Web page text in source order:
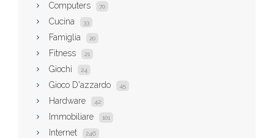
Computers 70
Cucina 33
Famiglia 20
Fitness 21
Giochi 24
Gioco D'azzardo 45
Hardware 42
Immobiliare 101
Internet 246